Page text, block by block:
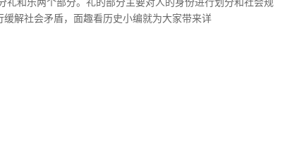
解社会矛盾，面趣看历史小编就为大家带来详